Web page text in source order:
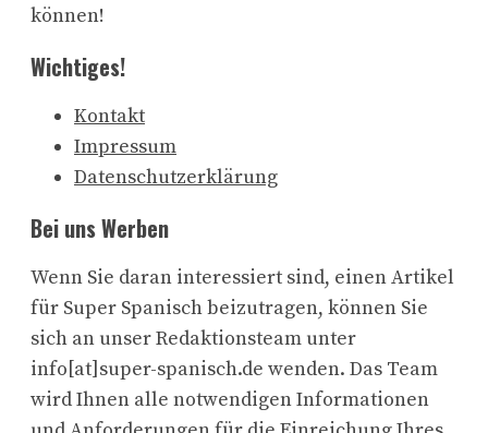
können!
Wichtiges!
Kontakt
Impressum
Datenschutzerklärung
Bei uns Werben
Wenn Sie daran interessiert sind, einen Artikel
für Super Spanisch beizutragen, können Sie
sich an unser Redaktionsteam unter
info[at]super-spanisch.de wenden. Das Team
wird Ihnen alle notwendigen Informationen